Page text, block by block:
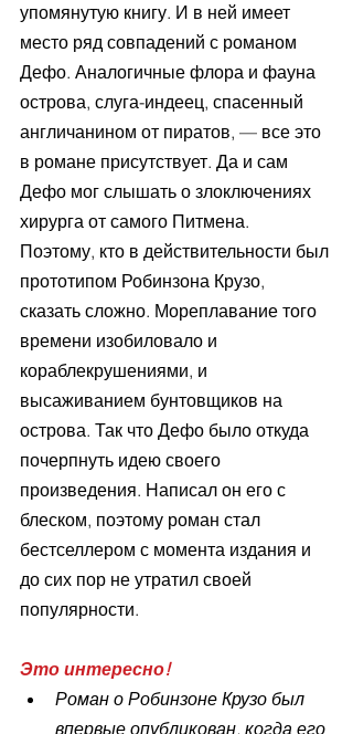
упомянутую книгу. И в ней имеет
место ряд совпадений с романом
Дефо. Аналогичные флора и фауна
острова, слуга-индеец, спасенный
англичанином от пиратов, — все это
в романе присутствует. Да и сам
Дефо мог слышать о злоключениях
хирурга от самого Питмена.
Поэтому, кто в действительности был
прототипом Робинзона Крузо,
сказать сложно. Мореплавание того
времени изобиловало и
кораблекрушениями, и
высаживанием бунтовщиков на
острова. Так что Дефо было откуда
почерпнуть идею своего
произведения. Написал он его с
блеском, поэтому роман стал
бестселлером с момента издания и
до сих пор не утратил своей
популярности.
Это интересно!
Роман о Робинзоне Крузо был
впервые опубликован, когда его